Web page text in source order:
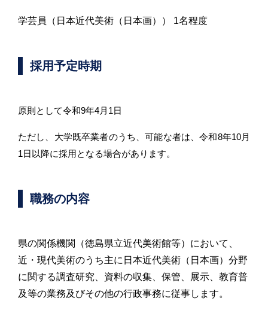
学芸員（日本近代美術（日本画）） 1名程度
採用予定時期
原則として令和9年4月1日
ただし、大学既卒業者のうち、可能な者は、令和8年10月
1日以降に採用となる場合があります。
職務の内容
県の関係機関（徳島県立近代美術館等）において、
近・現代美術のうち主に日本近代美術（日本画）分野
に関する調査研究、資料の収集、保管、展示、教育普
及等の業務及びその他の行政事務に従事します。